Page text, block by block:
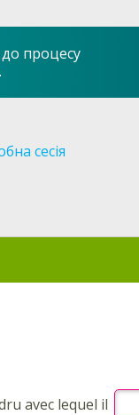
процесу
сесія
avec lequel il